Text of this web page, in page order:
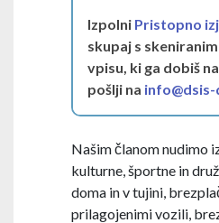
Izpolni Pristopno
skupaj s
vpisu, ki ga dobiš
pošlji na
Našim članom nudimo
kulturne, športne in
doma in v tujini,
prilagojenimi vozili,